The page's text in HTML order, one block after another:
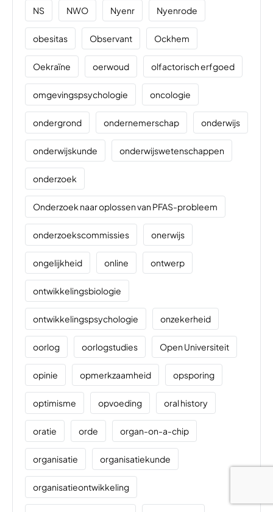
NS NWO Nyenr Nyenrode
obesitas Observant Ockhem
Oekraïne oerwoud olfactorisch erfgoed
omgevingspsychologie oncologie
ondergrond ondernemerschap onderwijs
onderwijskunde onderwijswetenschappen
onderzoek
Onderzoek naar oplossen van PFAS-probleem
onderzoekscommissies onerwijs
ongelijkheid online ontwerp
ontwikkelingsbiologie
ontwikkelingspsychologie onzekerheid
oorlog oorlogstudies Open Universiteit
opinie opmerkzaamheid opsporing
optimisme opvoeding oral history
oratie orde organ-on-a-chip
organisatie organisatiekunde
organisatieontwikkeling